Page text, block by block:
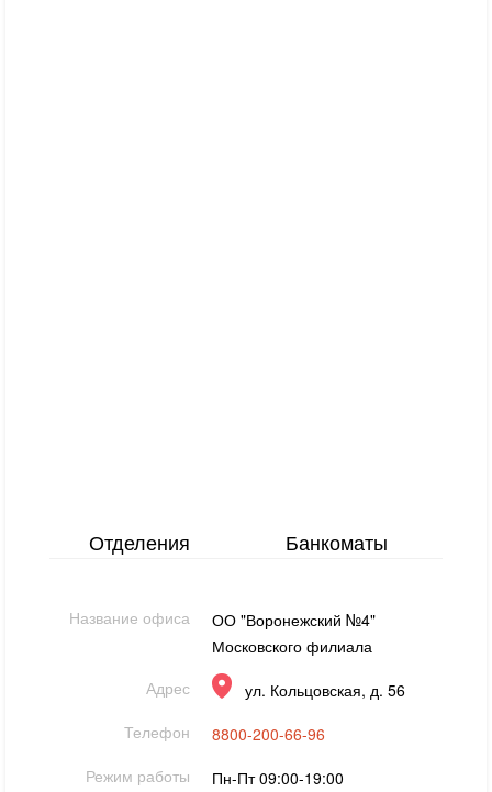
Отделения Банкоматы
Название офиса
ОО "Воронежский №4"
Московского филиала
Адрес
ул. Кольцовская, д. 56
Телефон
8800-200-66-96
Режим работы
Пн-Пт 09:00-19:00